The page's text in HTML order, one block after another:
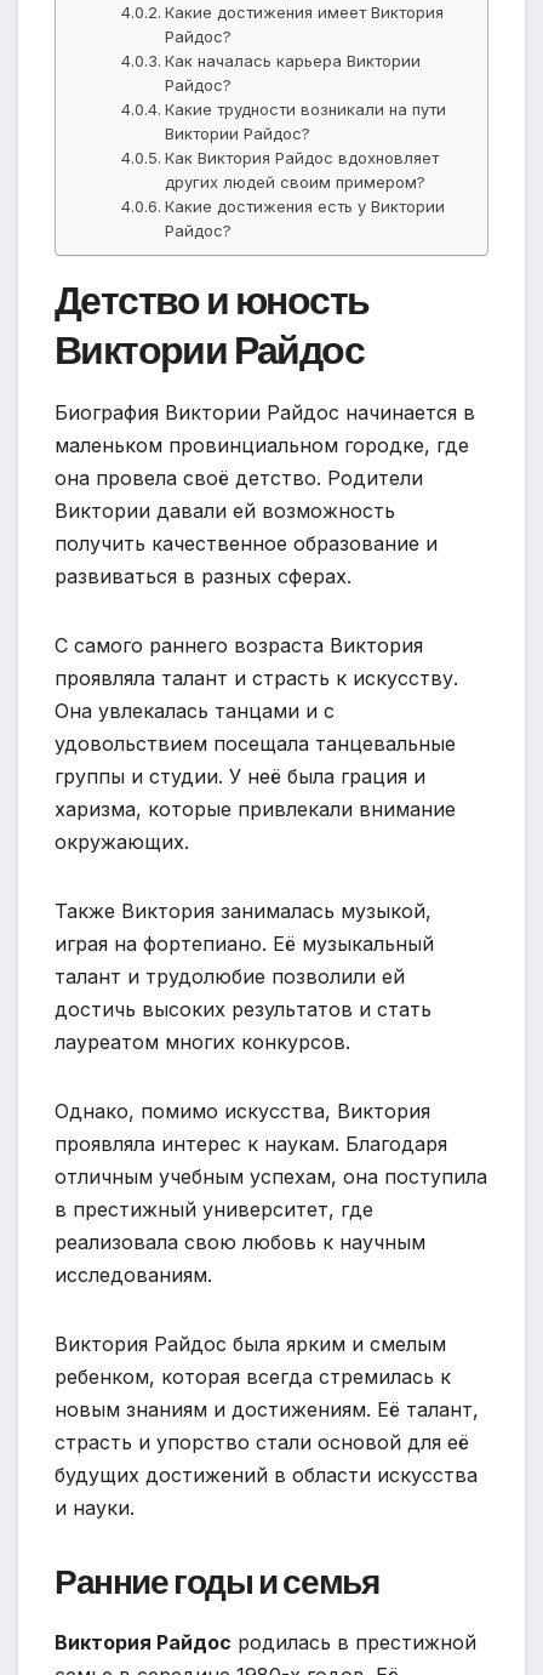
Какие достижения имеет Виктория
Райдос?
Как началась карьера Виктории
Райдос?
Какие трудности возникали на пути
Виктории Райдос?
Как Виктория Райдос вдохновляет
других людей своим примером?
Какие достижения есть у Виктории
Райдос?
Детство и юность
Виктории Райдос
Биография Виктории Райдос начинается в
маленьком провинциальном городке, где
она провела своё детство. Родители
Виктории давали ей возможность
получить качественное образование и
развиваться в разных сферах.
С самого раннего возраста Виктория
проявляла талант и страсть к искусству.
Она увлекалась танцами и с
удовольствием посещала танцевальные
группы и студии. У неё была грация и
харизма, которые привлекали внимание
окружающих.
Также Виктория занималась музыкой,
играя на фортепиано. Её музыкальный
талант и трудолюбие позволили ей
достичь высоких результатов и стать
лауреатом многих конкурсов.
Однако, помимо искусства, Виктория
проявляла интерес к наукам. Благодаря
отличным учебным успехам, она поступила
в престижный университет, где
реализовала свою любовь к научным
исследованиям.
Виктория Райдос была ярким и смелым
ребенком, которая всегда стремилась к
новым знаниям и достижениям. Её талант,
страсть и упорство стали основой для её
будущих достижений в области искусства
и науки.
Ранние годы и семья
Виктория Райдос родилась в престижной